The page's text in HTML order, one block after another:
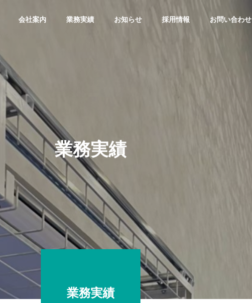
会社案内 業務実績 お知らせ 採用情報 お問い合わせ
HISTORY
三企の歩み
業務実績
業務実績